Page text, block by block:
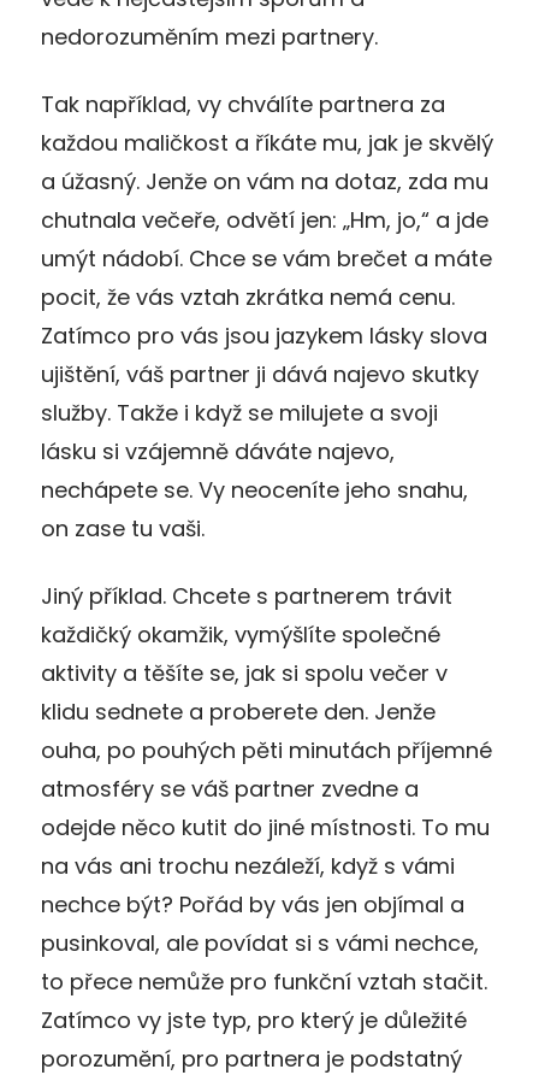
nedorozuměním mezi partnery.
Tak například, vy chválíte partnera za
každou maličkost a říkáte mu, jak je skvělý
a úžasný. Jenže on vám na dotaz, zda mu
chutnala večeře, odvětí jen: „Hm, jo,“ a jde
umýt nádobí. Chce se vám brečet a máte
pocit, že vás vztah zkrátka nemá cenu.
Zatímco pro vás jsou jazykem lásky slova
ujištění, váš partner ji dává najevo skutky
služby. Takže i když se milujete a svoji
lásku si vzájemně dáváte najevo,
nechápete se. Vy neoceníte jeho snahu,
on zase tu vaši.
Jiný příklad. Chcete s partnerem trávit
každičký okamžik, vymýšlíte společné
aktivity a těšíte se, jak si spolu večer v
klidu sednete a proberete den. Jenže
ouha, po pouhých pěti minutách příjemné
atmosféry se váš partner zvedne a
odejde něco kutit do jiné místnosti. To mu
na vás ani trochu nezáleží, když s vámi
nechce být? Pořád by vás jen objímal a
pusinkoval, ale povídat si s vámi nechce,
to přece nemůže pro funkční vztah stačit.
Zatímco vy jste typ, pro který je důležité
porozumění, pro partnera je podstatný